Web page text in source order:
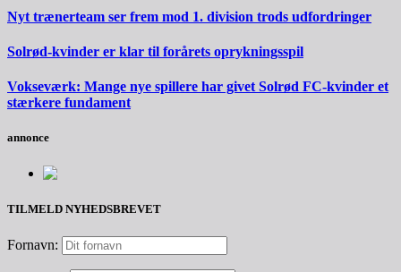
Nyt trænerteam ser frem mod 1. division trods udfordringer
Solrød-kvinder er klar til forårets oprykningsspil
Vokseværk: Mange nye spillere har givet Solrød FC-kvinder et
stærkere fundament
annonce
TILMELD NYHEDSBREVET
Fornavn: